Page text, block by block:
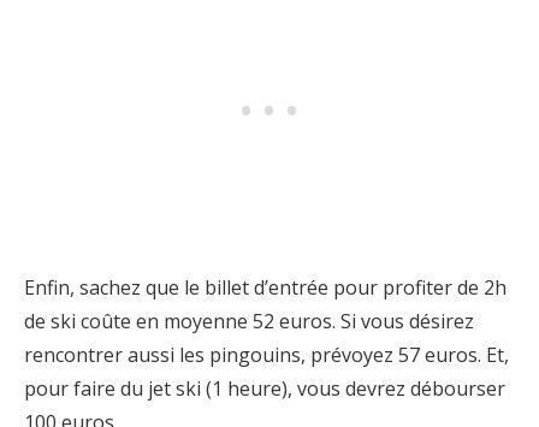
Enfin, sachez que le billet d’entrée pour profiter de 2h
de ski coûte en moyenne 52 euros. Si vous désirez
rencontrer aussi les pingouins, prévoyez 57 euros. Et,
pour faire du jet ski (1 heure), vous devrez débourser